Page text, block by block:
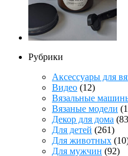
Рубрики
Аксессуары для
Видео (12)
Вязальные
Вязаные модели
Декор для дома
Для детей (261)
Для животных
Для мужчин (92)